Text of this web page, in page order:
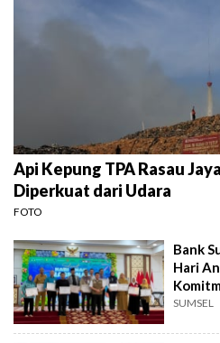
Api Kepung TPA Rasau
Diperkuat dari Udara
FOTO
Bank
Hari
SUMSEL